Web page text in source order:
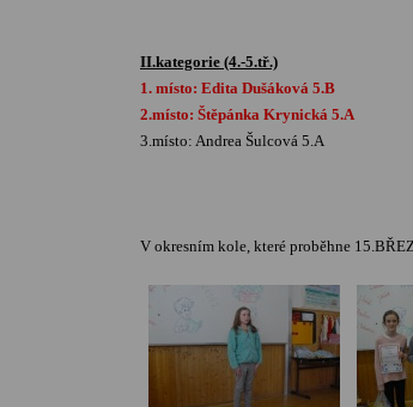
II.kategorie (4.-5.tř.)
1. místo: Edita Dušáková 5.B
2.místo: Štěpánka Krynická 5.A
3.místo: Andrea Šulcová 5.A
V okresním kole, které proběhne